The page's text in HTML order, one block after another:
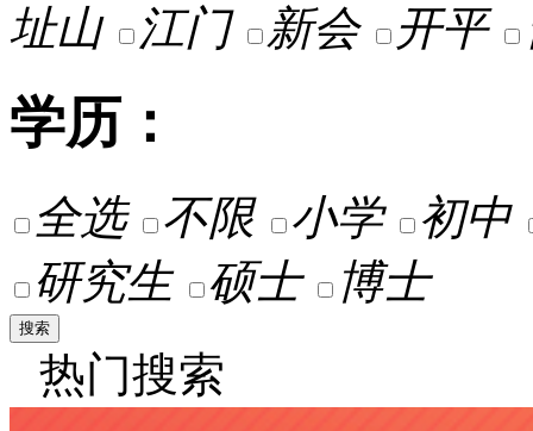
址山
江门 新会 开平
学历：
全选 不限 小学
初中
研究生
硕士
博士
热门搜索